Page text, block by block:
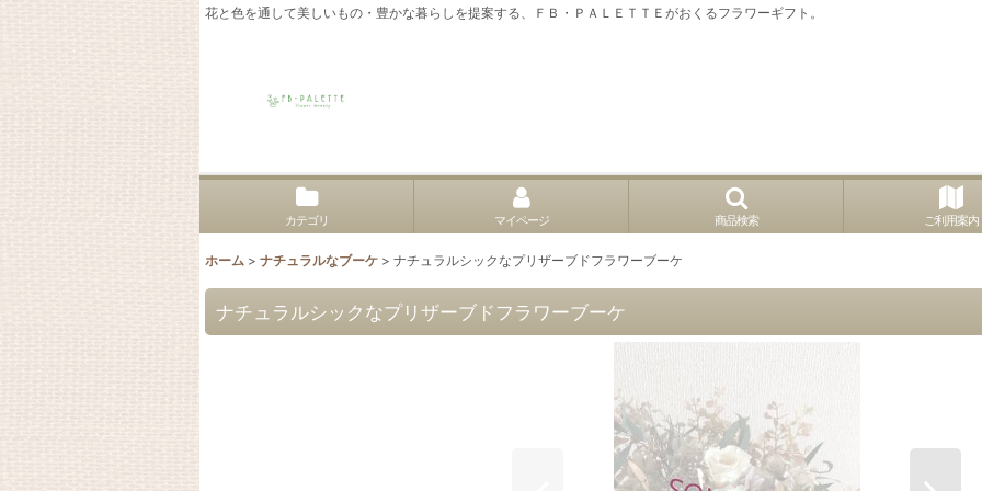
花と色を通して美しいもの・豊かな暮らしを提案する、ＦＢ・ＰＡＬＥＴＴＥがおくるフラワーギフト。
カテゴリ マイページ 商品検索 ご利用案内
ホーム > ナチュラルなブーケ > ナチュラルシックなプリザーブドフラワーブーケ
ナチュラルシックなプリザーブドフラワーブーケ